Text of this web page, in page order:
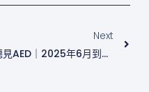
Next
聽見AED｜2025年6月到場成果揭曉